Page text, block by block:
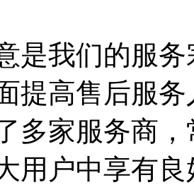
是我们的服务
提高售后服
多家服务商
用户中享有